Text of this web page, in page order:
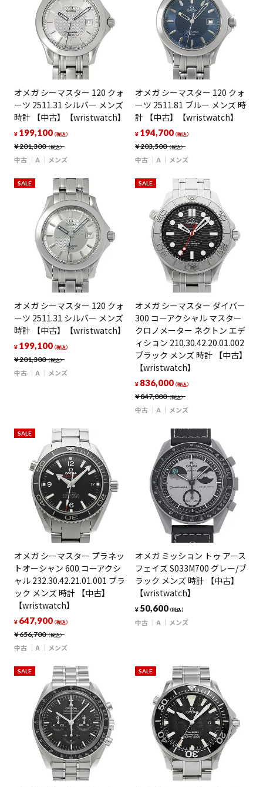
オメガ シーマスター 120 クォ
ーツ 2511.31 シルバー メンズ
時計 【中古】【wristwatch】
¥201,300（税込）
¥ 199,100（税込）
中古 A メンズ
オメガ シーマスター 120 クォ
ーツ 2511.81 ブルー メンズ 時
計 【中古】【wristwatch】
¥203,500（税込）
¥ 194,700（税込）
中古 A メンズ
SALE
オメガ シーマスター 120 クォ
ーツ 2511.31 シルバー メンズ
時計 【中古】【wristwatch】
¥201,300（税込）
¥ 199,100（税込）
中古 A メンズ
SALE
オメガ シーマスター ダイバー
300 コーアクシャル マスター
クロノメーター ネクトン エデ
ィション 210.30.42.20.01.002
ブラック メンズ 時計 【中古】
【wristwatch】
¥847,000（税込）
¥ 836,000（税込）
中古 A メンズ
SALE
オメガ シーマスター プラネッ
トオーシャン 600 コーアクシ
ャル 232.30.42.21.01.001 ブラ
ック メンズ 時計 【中古】
【wristwatch】
¥656,700（税込）
¥ 647,900（税込）
中古 A メンズ
オメガ ミッション トゥ アース
フェイズ S033M700 グレー/ブ
ラック メンズ 時計 【中古】
【wristwatch】
¥ 50,600（税込）
中古 A メンズ
SALE SALE